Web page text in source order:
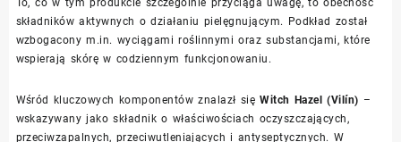
składników aktywnych o działaniu pielęgnującym. Podkład został
wzbogacony m.in. wyciągami roślinnymi oraz substancjami, które
wspierają skórę w codziennym funkcjonowaniu.
Wśród kluczowych komponentów znalazł sięWitch Hazel (Vilín) –
wskazywany jako składnik o właściwościach oczyszczających,
przeciwzapalnych, przeciwutleniających i antyseptycznych. W